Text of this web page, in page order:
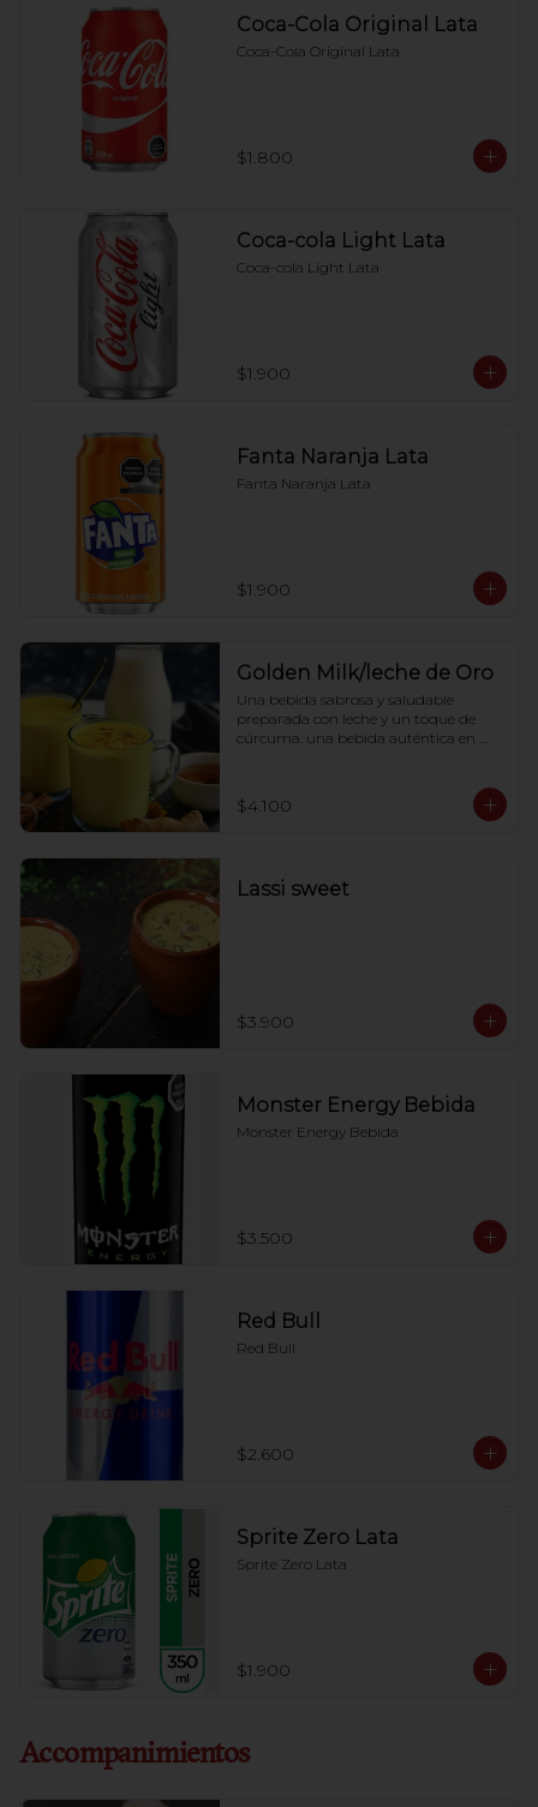
Coca-Cola Original Lata
Coca-Cola Original Lata
$1.800
Coca-cola Light Lata
Coca-cola Light Lata
$1.900
Fanta Naranja Lata
Fanta Naranja Lata
$1.900
Golden Milk/leche de Oro
Una bebida sabrosa y saludable
preparada con leche y un toque de
cúrcuma. una bebida auténtica en
$4.100
Lassi sweet
$3.900
Monster Energy Bebida
Monster Energy Bebida
$3.500
Red Bull
Red Bull
$2.600
Sprite Zero Lata
Sprite Zero Lata
$1.900
Accompanimientos